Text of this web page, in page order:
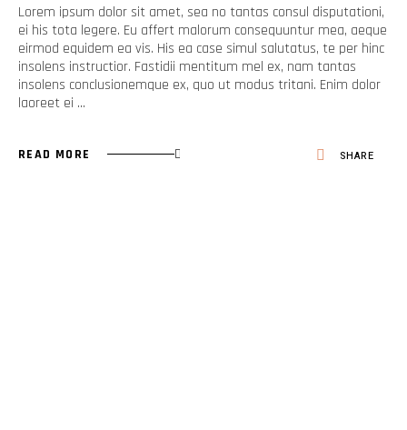
Lorem ipsum dolor sit amet, sea no tantas consul disputationi,
ei his tota legere. Eu affert malorum consequuntur mea, aeque
eirmod equidem ea vis. His ea case simul salutatus, te per hinc
insolens instructior. Fastidii mentitum mel ex, nam tantas
insolens conclusionemque ex, quo ut modus tritani. Enim dolor
laoreet ei
READ MORE SHARE